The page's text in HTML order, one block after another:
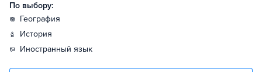
По выбору:
география
история
иностранный язык